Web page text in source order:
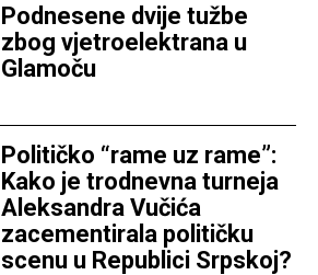
Podnesene dvije tužbe
zbog vjetroelektrana u
Glamoču
Političko “rame uz rame”:
Kako je trodnevna turneja
Aleksandra Vučića
zacementirala političku
scenu u Republici Srpskoj?